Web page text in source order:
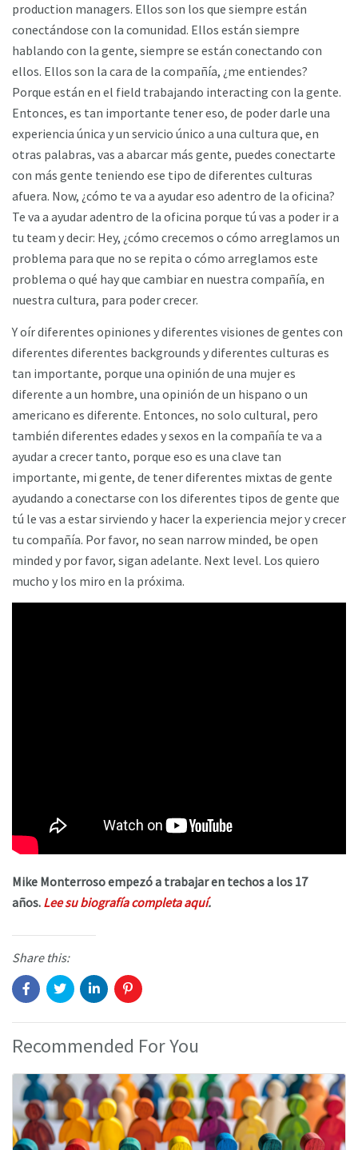
production managers. Ellos son los que siempre están
conectándose con la comunidad. Ellos están siempre
hablando con la gente, siempre se están conectando con
ellos. Ellos son la cara de la compañía, ¿me entiendes?
Porque están en el field trabajando interacting con la gente.
Entonces, es tan importante tener eso, de poder darle una
experiencia única y un servicio único a una cultura que, en
otras palabras, vas a abarcar más gente, puedes conectarte
con más gente teniendo ese tipo de diferentes culturas
afuera. Now, ¿cómo te va a ayudar eso adentro de la oficina?
Te va a ayudar adentro de la oficina porque tú vas a poder ir a
tu team y decir: Hey, ¿cómo crecemos o cómo arreglamos un
problema para que no se repita o cómo arreglamos este
problema o qué hay que cambiar en nuestra compañía, en
nuestra cultura, para poder crecer.
Y oír diferentes opiniones y diferentes visiones de gentes con
diferentes diferentes backgrounds y diferentes culturas es
tan importante, porque una opinión de una mujer es
diferente a un hombre, una opinión de un hispano o un
americano es diferente. Entonces, no solo cultural, pero
también diferentes edades y sexos en la compañía te va a
ayudar a crecer tanto, porque eso es una clave tan
importante, mi gente, de tener diferentes mixtas de gente
ayudando a conectarse con los diferentes tipos de gente que
tú le vas a estar sirviendo y hacer la experiencia mejor y crecer
tu compañía. Por favor, no sean narrow minded, be open
minded y por favor, sigan adelante. Next level. Los quiero
mucho y los miro en la próxima.
Mike Monterroso empezó a trabajar en techos a los 17
años. Lee su biografía completa aquí.
Share this:
Recommended For You